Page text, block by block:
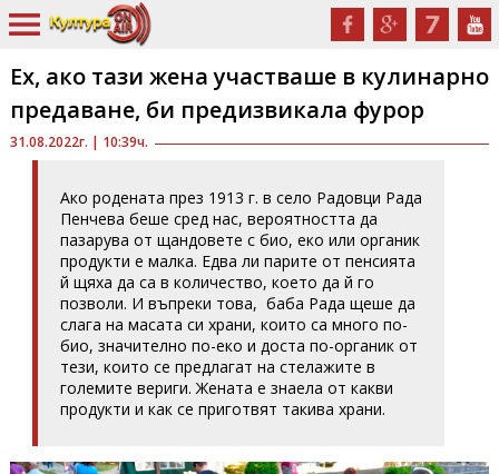
31.08.2022г. | 10:39ч.
Ех, ако тази жена участваше в кулинарно
предаване, би предизвикала фурор
Ако родената през 1913 г. в село Радовци Рада
Пенчева беше сред нас, вероятността да
пазарува от щандовете с био, еко или органик
продукти е малка. Едва ли парите от пенсията
й щяха да са в количество, което да й го
позволи. И въпреки това, баба Рада щеше да
слага на масата си храни, които са много по-
био, значително по-еко и доста по-органик от
тези, които се предлагат на стелажите в
големите вериги. Жената е знаела от какви
продукти и как се приготвят такива храни.